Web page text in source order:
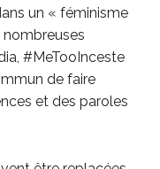
un « féminisme
#MeTooInceste
de faire
et des paroles